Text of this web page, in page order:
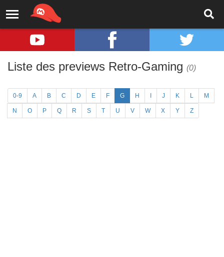
Liste des previews Retro-Gaming (0)
0-9 A B C D E F G H J K L M
N O P Q R S T U V W X Y Z